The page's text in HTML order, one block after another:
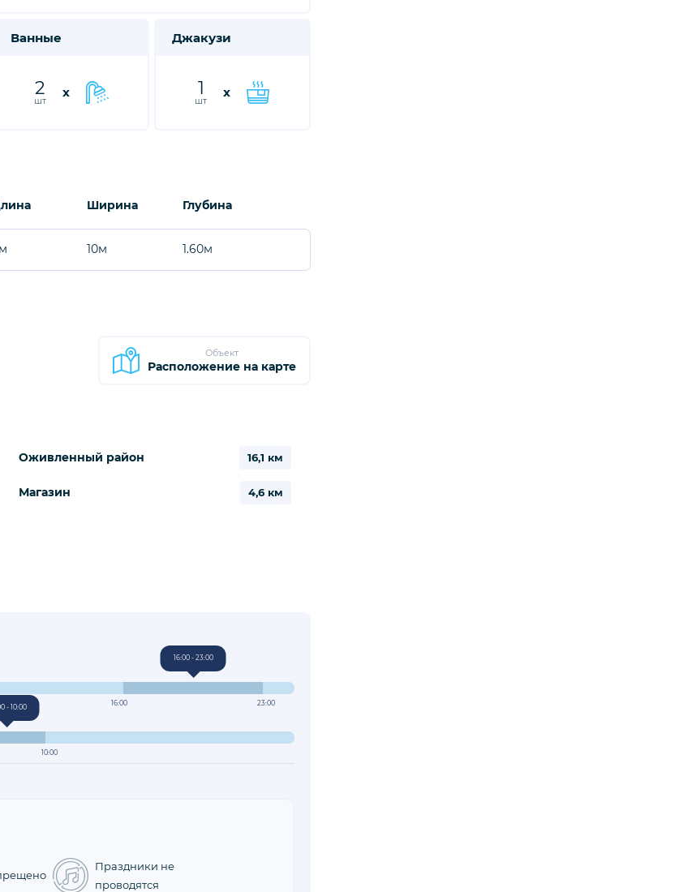
Ванные
2
шт
x
Джакузи
1
шт
x
Ширина Глубина
10м 1.60м
Объект
Расположение на карте
Оживленный район 16,1 км
Магазин 4,6 км
16:00 23:00
16:00 - 23:00
10:00
- 10:00
Праздники не
проводятся